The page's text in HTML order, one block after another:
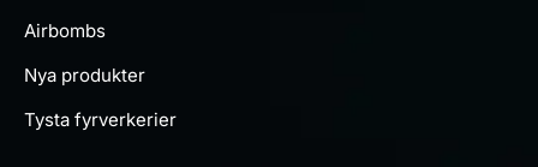
Airbombs
Nya produkter
Tysta fyrverkerier